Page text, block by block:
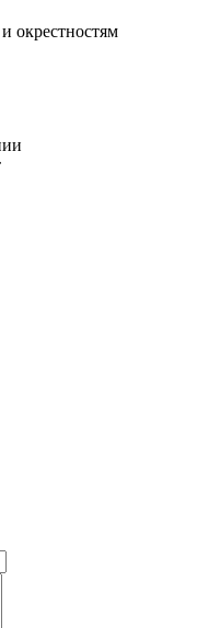
окрестностям